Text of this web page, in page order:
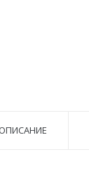
ОПИСАНИЕ